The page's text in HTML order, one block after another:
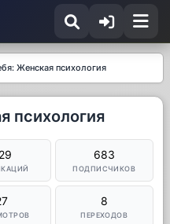
Женская психология
психология
683
ПОДПИСЧИКОВ
8
ПЕРЕХОДОВ